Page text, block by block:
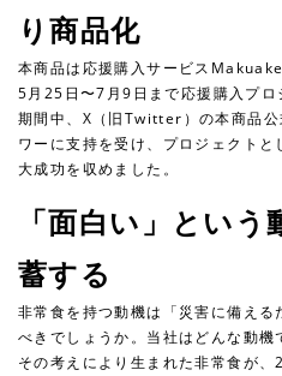
り商品化
本商品は応援購⼊サービス
5⽉25⽇〜7⽉9⽇まで応援購⼊プロ
期間中、X（旧Twitter）の本商品公
ワーに⽀持を受け、プロジェクト
⼤成功を収めました。
「⾯⽩い」とい
蓄する
⾮常⾷を持つ動機は「災害に備え
べきでしょうか。当社はどんな動機
その考えにより⽣まれた⾮常⾷が